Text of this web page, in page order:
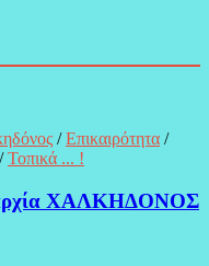
/Επικαιρότητα /
/Τοπικά ... !
ΧΑΛΚΗΔΟΝΟΣ